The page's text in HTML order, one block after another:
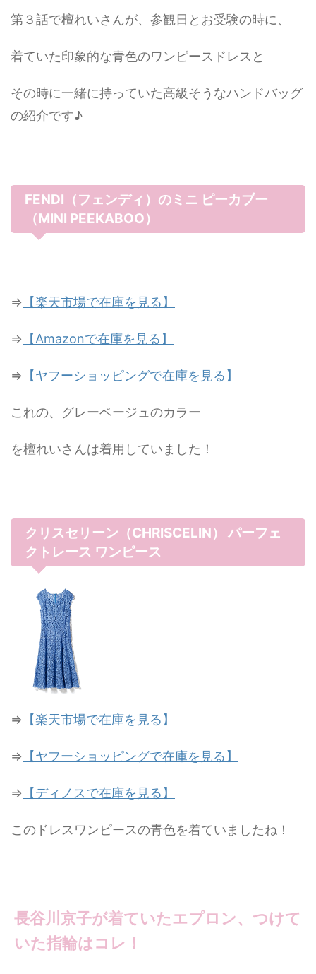
第３話で檀れいさんが、参観日とお受験の時に、
着ていた印象的な青色のワンピースドレスと
その時に一緒に持っていた高級そうなハンドバッグ
の紹介です♪
FENDI（フェンディ）のミニ ピーカブー
（MINI PEEKABOO）
⇒ 【楽天市場で在庫を見る】
⇒ 【Amazonで在庫を見る】
⇒ 【ヤフーショッピングで在庫を見る】
これの、グレーベージュのカラー
を檀れいさんは着用していました！
クリスセリーン（CHRISCELIN） パーフェ
クトレース ワンピース
⇒ 【楽天市場で在庫を見る】
⇒ 【ヤフーショッピングで在庫を見る】
⇒ 【ディノスで在庫を見る】
このドレスワンピースの青色を着ていましたね！
長谷川京子が着ていたエプロン、つけて
いた指輪はコレ！